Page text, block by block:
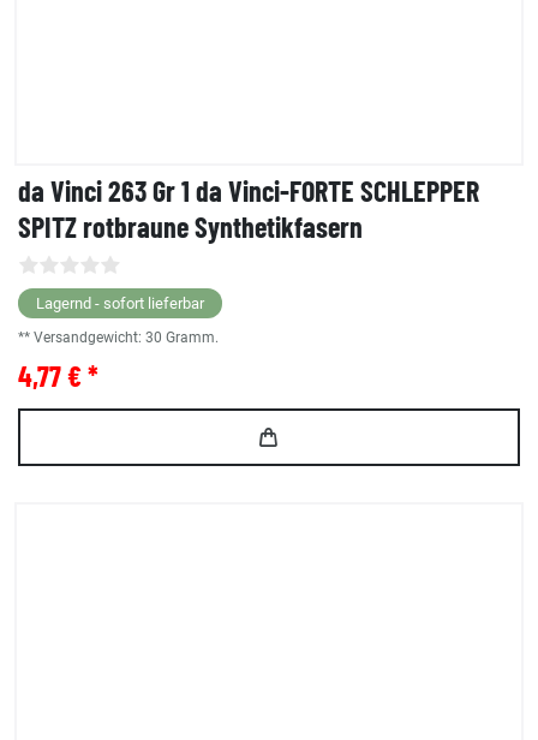
da Vinci 263 Gr 1 da Vinci-FORTE SCHLEPPER
SPITZ rotbraune Synthetikfasern
Lagernd - sofort lieferbar
** Versandgewicht: 30 Gramm.
4,77 € *